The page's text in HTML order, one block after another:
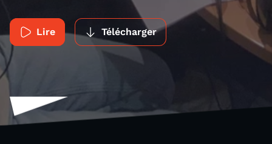
Lire Télécharger